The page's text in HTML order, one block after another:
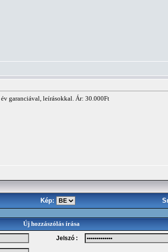
garanciával, leírásokkal. Ár: 30.000Ft
Kép:
Új hozzászólás írása
Jelszó :